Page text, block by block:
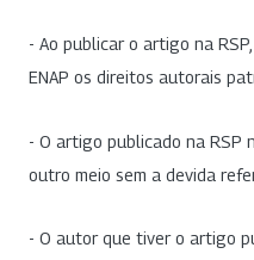
- Ao publicar o artigo na
ENAP os direitos autorais
- O artigo publicado na RSP
outro meio sem a devida
- O autor que tiver o artigo